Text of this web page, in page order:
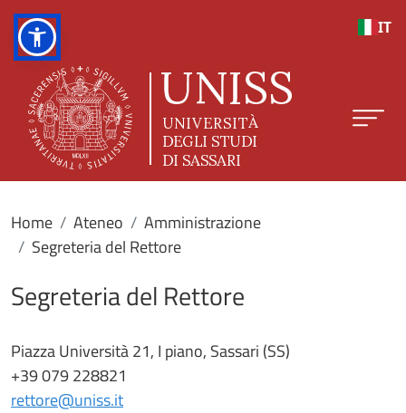
IT
Home Ateneo
Amministrazione
Segreteria del Rettore
Segreteria del Rettore
Piazza Università 21, I piano, Sassari (SS)
+39 079 228821
rettore@uniss.it